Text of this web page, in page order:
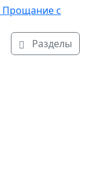
Прощание с
Разделы